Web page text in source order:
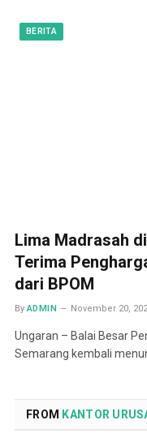
BERITA
Lima Madrasah
Terima
dari BPOM
By ADMIN November 20,
Ungaran – Balai Besar
Semarang kembali
FROM KANTOR